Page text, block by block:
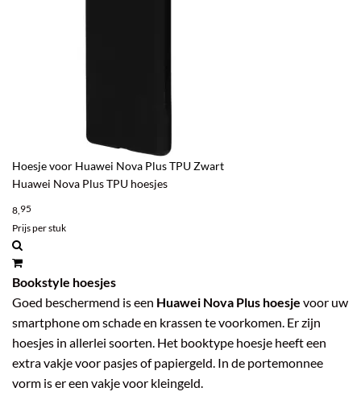
Hoesje voor Huawei Nova Plus TPU Zwart
Huawei Nova Plus TPU hoesjes
8,95
Prijs per stuk
Bookstyle hoesjes
Goed beschermend is een Huawei Nova Plus hoesje voor uw
smartphone om schade en krassen te voorkomen. Er zijn
hoesjes in allerlei soorten. Het booktype hoesje heeft een
extra vakje voor pasjes of papiergeld. In de portemonnee
vorm is er een vakje voor kleingeld.